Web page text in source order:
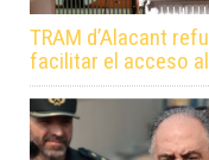
TRAM d’Alacant
facilitar el acceso al